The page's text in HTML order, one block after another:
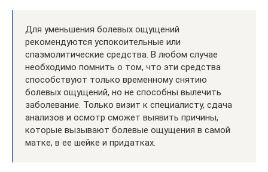
Для уменьшения болевых ощущений
рекомендуются успокоительные или
спазмолитические средства. В любом случае
необходимо помнить о том, что эти средства
способствуют только временному снятию
болевых ощущений, но не способны вылечить
заболевание. Только визит к специалисту, сдача
анализов и осмотр сможет выявить причины,
которые вызывают болевые ощущения в самой
матке, в ее шейке и придатках.